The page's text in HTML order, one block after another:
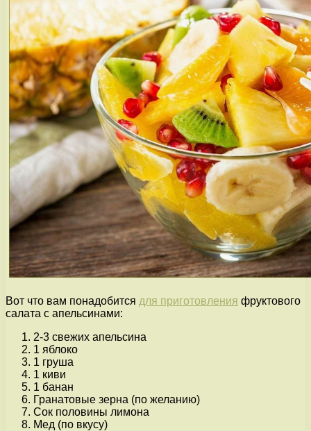
Вот что вам понадобится для приготовления фруктового
салата с апельсинами:
2-3 свежих апельсина
1 яблоко
1 груша
1 киви
1 банан
Гранатовые зерна (по желанию)
Сок половины лимона
Мед (по вкусу)